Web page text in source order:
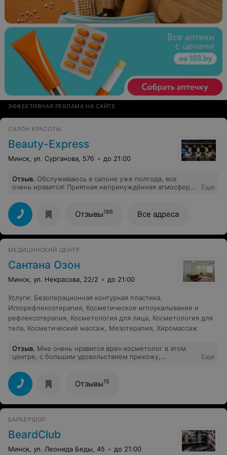
ЭФФЕКТИВНАЯ РЕКЛАМА НА САЙТЕ
САЛОН КРАСОТЫ
Beauty-Express
Минск, ул. Сурганова, 57б до 21:00
Отзыв. Обслуживаюсь в салоне уже полгода, все
очень нравится! Приятная непринуждённая атмосфера,
у многих девочек, осталась очень довольна, покрытие
всегда держится 2-3 недели. Хотелось бы также
отметить прекрасного визажиста Вануи и парикмахера
Веру, которые две недели назад подготовили меня к
важному мероприятию:)
Еще
Отзывы186 Все адреса
МЕДИЦИНСКИЙ ЦЕНТР
Сантана Озон
Минск, ул. Некрасова, 22/2 до 21:00
Услуги: Безоперационная контурная пластика
Иглорефлексотерапия Косметическое иглоукалывание и
рефлексотерапия Косметология для лица Косметология для
тела Косметический массаж Мезотерапия Хиромассаж
Отзыв. Мне очень нравится врач-косметолог в этом
центре, с большим удовольствием прихожу,
администратором(ами). То обращение к клиенту в духе
"солнышко, зайчик" и я не преувеличиваю, а цитирую.
Ладно, больше на такое не нарывалась, видимо,
почитали отзывы на других ресурсах. Тем не менее
качество работы оставляет желать лучшего. Из
10.То телефон, то какие-то бумаги, то беседа со
специалистами, то ещё какие-то дела.2) По телефону
звонить вообще квест. Прошу записать, обещают
перезвонить и, конечно, не перезванивают.Жду пол
Еще
Отзывы15
БАРБЕРШОП
BeardClub
Минск, ул. Леонида Беды, 45 до 21:00